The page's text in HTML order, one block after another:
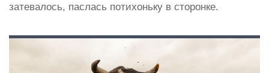
затевалось, паслась потихоньку в сторонке.